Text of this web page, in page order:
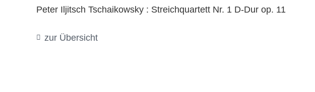
Peter Iljitsch Tschaikowsky : Streichquartett Nr. 1 D-Dur op. 11
zur Übersicht